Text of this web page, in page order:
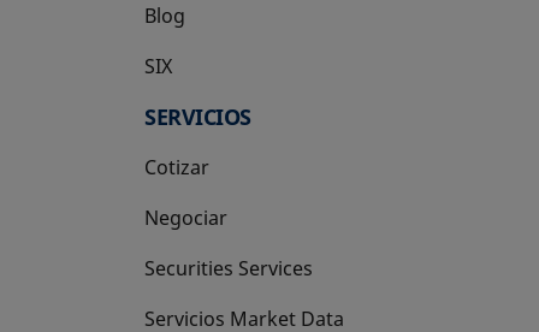
Blog
SIX
se abre en una pestaña nueva
SERVICIOS
Cotizar
Negociar
Securities Services
Servicios Market Data